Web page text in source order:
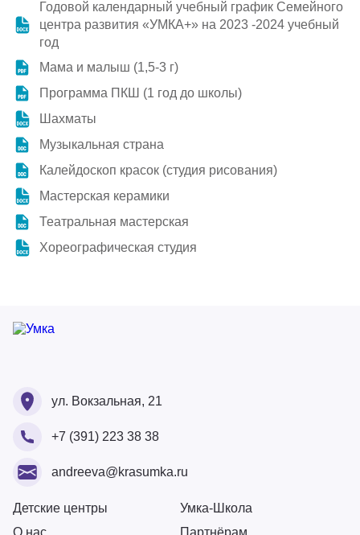
Годовой календарный учебный график Семейного
центра развития «УМКА+» на 2023 -2024 учебный
год
Мама и малыш (1,5-3 г)
Программа ПКШ (1 год до школы)
Шахматы
Музыкальная страна
Калейдоскоп красок (студия рисования)
Мастерская керамики
Театральная мастерская
Хореографическая студия
ул. Вокзальная, 21
+7 (391) 223 38 38
andreeva@krasumka.ru
Детские центры
Умка-Школа
О нас
Партнёрам
Ваш Email
Ваш номер
Ваше ФИО